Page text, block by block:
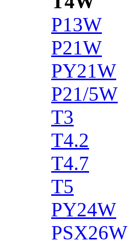
P13W
P21W
PY21W
P21/5W
T3
T4.2
T4.7
T5
PY24W
PSX26W